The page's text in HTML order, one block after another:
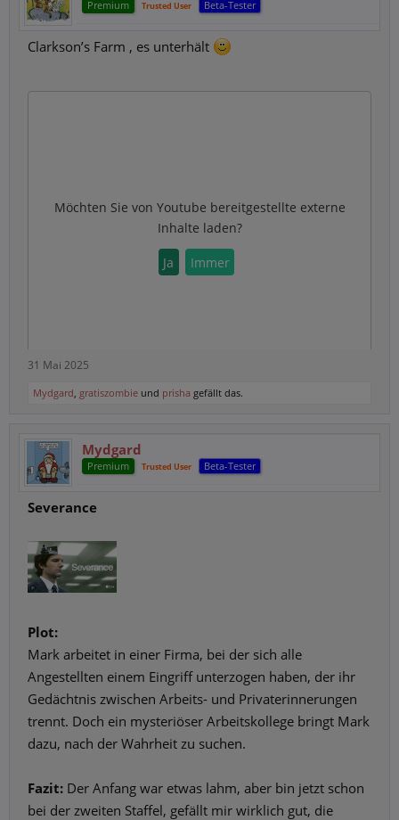
Premium Trusted User Beta-Tester
Clarkson’s Farm , es unterhält
Möchten Sie von Youtube bereitgestellte externe
Inhalte laden?
Ja Immer
31 Mai 2025
Mydgard, gratiszombie und prisha gefällt das.
Mydgard
Premium Trusted User Beta-Tester
Severance
Plot:
Mark arbeitet in einer Firma, bei der sich alle
Angestellten einem Eingriff unterzogen haben, der ihr
Gedächtnis zwischen Arbeits- und Privaterinnerungen
trennt. Doch ein mysteriöser Arbeitskollege bringt Mark
dazu, nach der Wahrheit zu suchen.
Fazit: Der Anfang war etwas lahm, aber bin jetzt schon
bei der zweiten Staffel, gefällt mir wirklich gut, die